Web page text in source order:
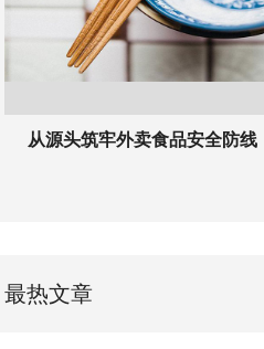
从源头筑牢外卖食品安全防线
最热文章